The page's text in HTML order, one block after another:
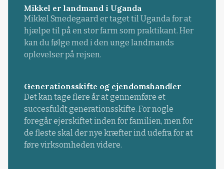
Mikkel er landmand i Uganda
Mikkel Smedegaard er taget til Uganda for at
hjælpe til på en stor farm som praktikant. Her
kan du følge med i den unge landmands
oplevelser på rejsen.
Generationsskifte og ejendomshandler
Det kan tage flere år at gennemføre et
succesfuldt generationsskifte. For nogle
foregår ejerskiftet inden for familien, men for
de fleste skal der nye kræfter ind udefra for at
føre virksomheden videre.